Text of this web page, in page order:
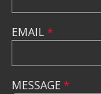
EMAIL*
MESSAGE *